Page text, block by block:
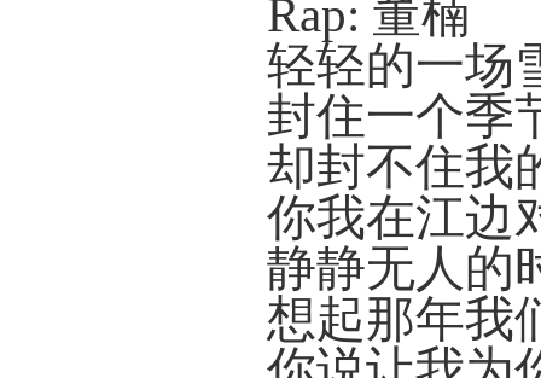
Rap: 董楠
轻轻的一场
封住一个季
却封不住我
你我在江边
静静无人的
想起那年我